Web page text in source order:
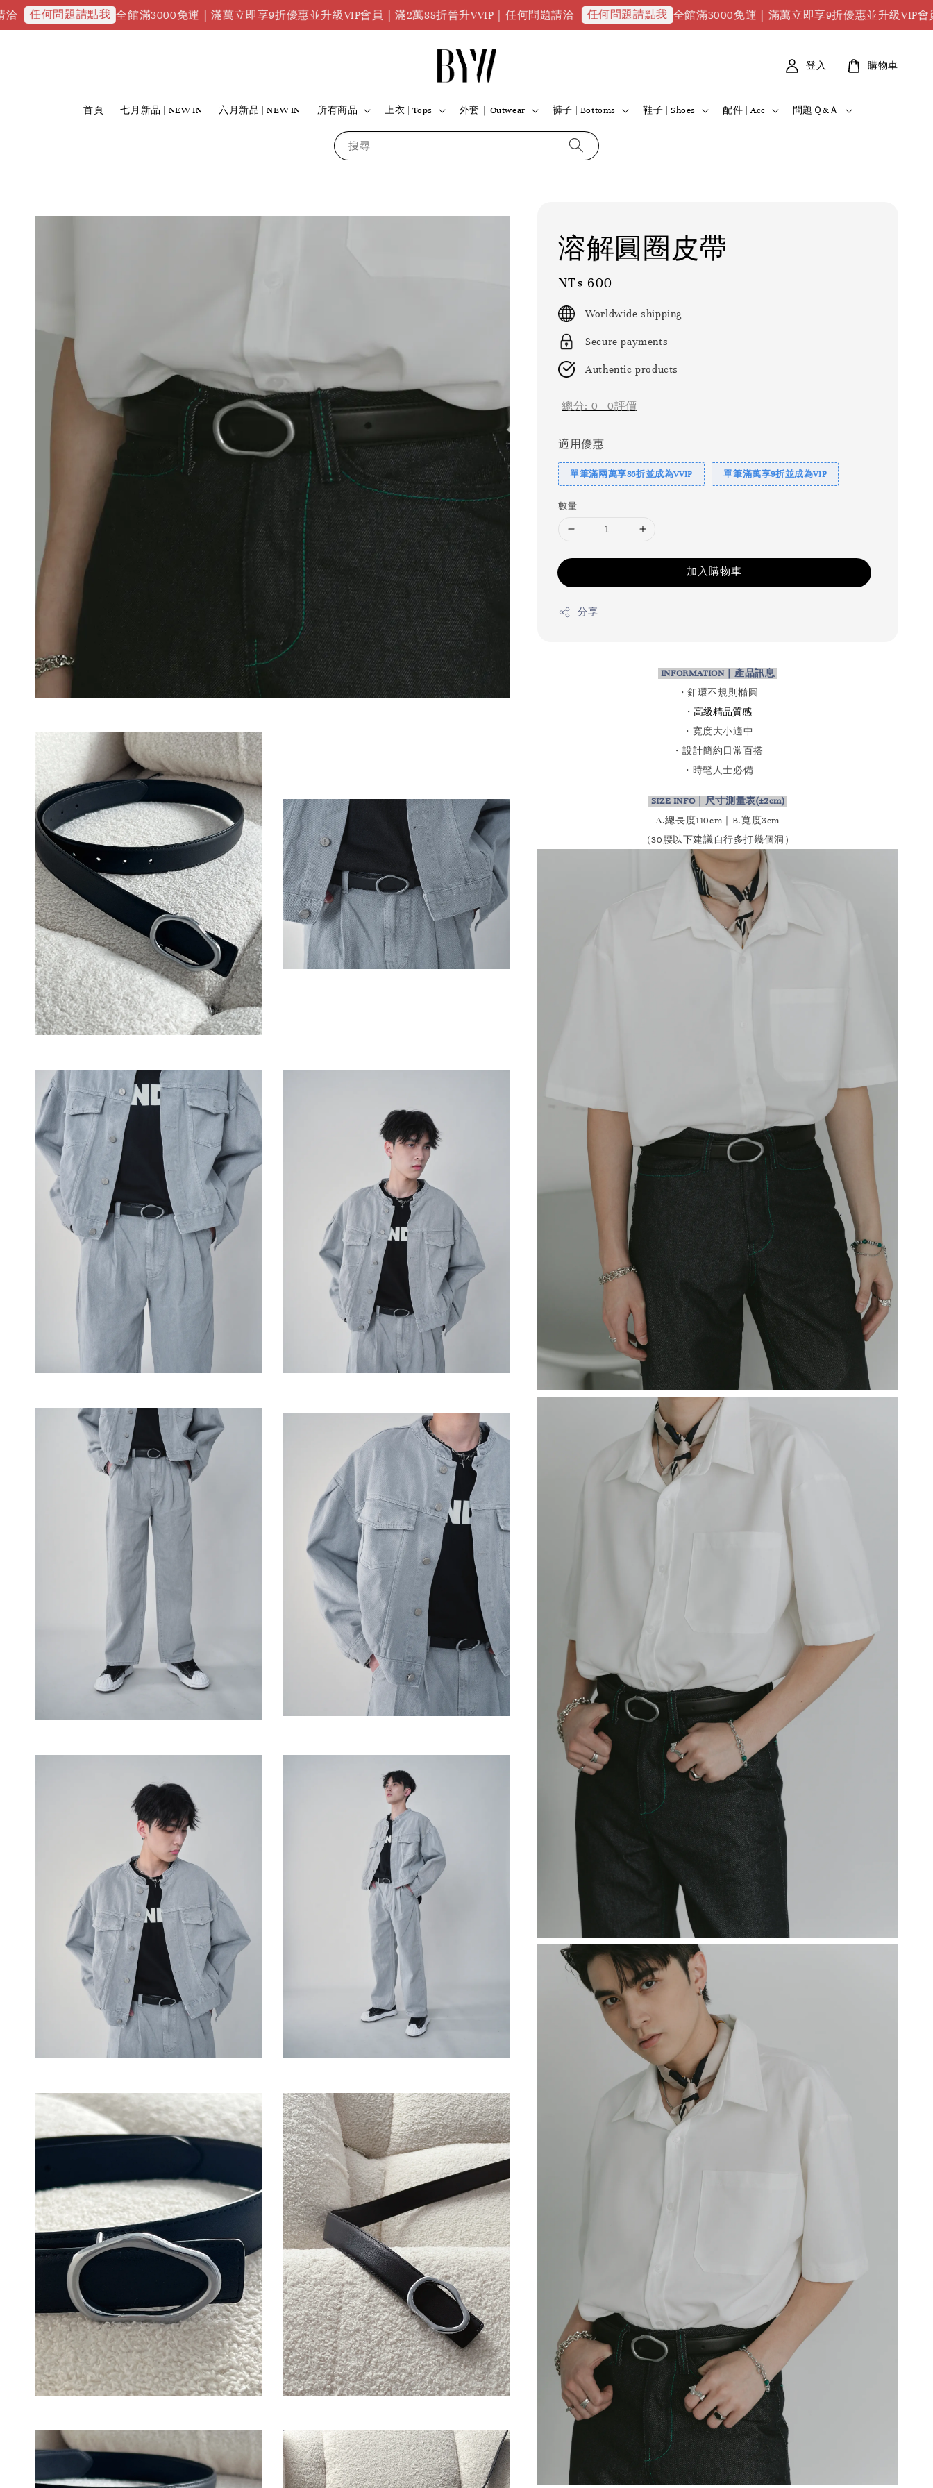
問題請點我 全館滿3000免運｜滿萬立即享9折優惠並升級VIP會員｜滿2萬88折晉升VVIP｜任何問題請洽 任何問題請點我 全館滿3000免運｜滿萬立即享9折優惠並升級VIP會員｜滿2
搜尋
首頁 七月新品 | NEW IN 六月新品 | NEW IN 所有商品 上衣 | Tops 外套｜Outwear 褲子 | Bottoms 鞋子 | Shoes 配件 | Acc 問題Ｑ&Ａ
登入 購物車
溶解圓圈皮帶
Regular
price
NT$ 600
Worldwide shipping
Secure payments
Authentic products
總分: 0 -0評價
適用優惠
單筆滿兩萬享86折並成為VVIP 單筆滿萬享9折並成為VIP
數量
加入購物車
分享
INFORMATION｜產品訊息
・釦環不規則橢圓
・高級精品質感
・寬度大小適中
・設計簡約日常百搭
・時髦人士必備
SIZE INFO｜尺寸測量表(±2cm)
A.總長度110cm｜B.寬度3cm
（30腰以下建議自行多打幾個洞）